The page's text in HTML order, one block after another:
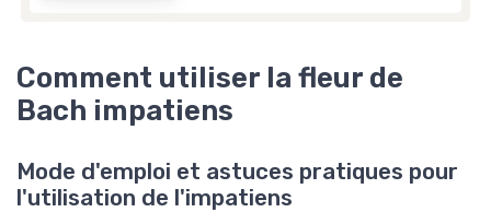
Comment utiliser la fleur de
Bach impatiens
Mode d'emploi et astuces pratiques pour
l'utilisation de l'impatiens